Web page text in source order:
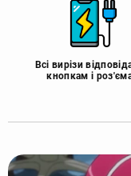
Всі вирізи
кнопкам і